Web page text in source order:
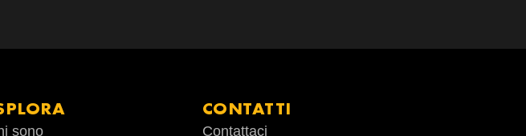
sono
CONTATTI
Contattaci